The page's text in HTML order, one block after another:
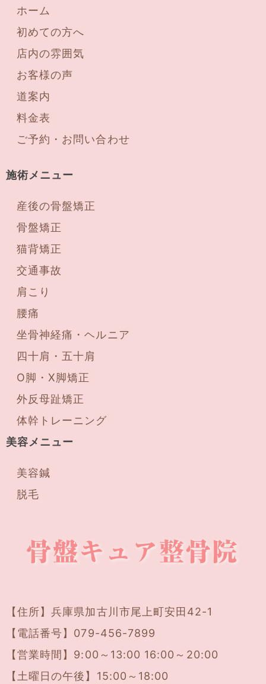
ホーム
初めての方へ
店内の雰囲気
お客様の声
道案内
料金表
ご予約・お問い合わせ
施術メニュー
産後の骨盤矯正
骨盤矯正
猫背矯正
交通事故
肩こり
腰痛
坐骨神経痛・ヘルニア
四十肩・五十肩
O脚・X脚矯正
外反母趾矯正
体幹トレーニング
美容メニュー
美容鍼
脱毛
【住所】兵庫県加古川市尾上町安田42-1
【電話番号】 079-456-7899
【営業時間】9:00～13:00 16:00～20:00
【土曜日の午後】15:00～18:00